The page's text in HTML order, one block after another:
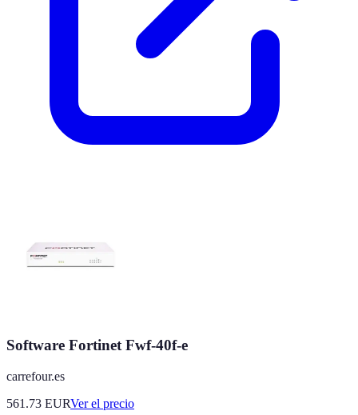
Software Fortinet Fwf-40f-e
carrefour.es
561.73 EURVer el precio